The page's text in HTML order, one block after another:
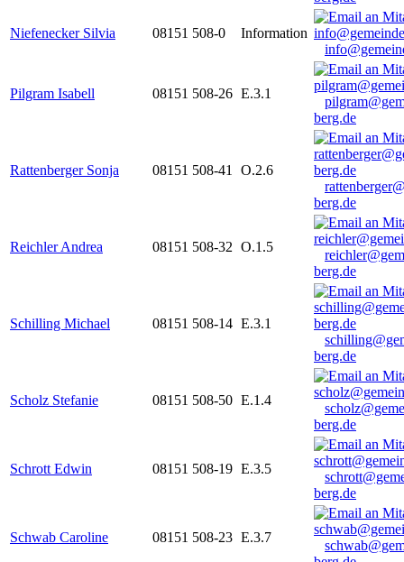
Niefenecker Silvia 08151 508-0
Information
Pilgram Isabell 08151 508-26 E.3.1
berg.de
Rattenberger Sonja 08151 508-41
O.2.6
berg.de
Reichler Andrea 08151 508-32 O.1.5
berg.de
Schilling Michael 08151 508-14 E.3.1
berg.de
Scholz Stefanie 08151 508-50 E.1.4
berg.de
Schrott Edwin 08151 508-19 E.3.5
berg.de
Schwab Caroline 08151 508-23 E.3.7